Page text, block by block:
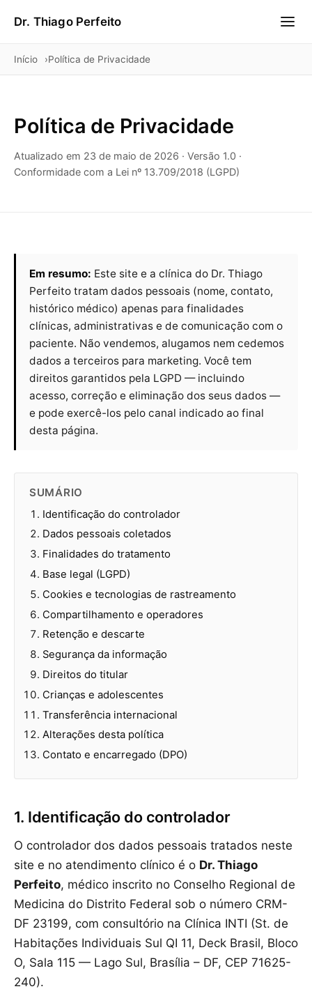
Dr. Thiago Perfeito
Início Política de Privacidade
Política de Privacidade
Atualizado em 23 de maio de 2026 · Versão 1.0 ·
Conformidade com a Lei nº 13.709/2018 (LGPD)
Em resumo: Este site e a clínica do Dr. Thiago
Perfeito tratam dados pessoais (nome, contato,
histórico médico) apenas para finalidades
clínicas, administrativas e de comunicação com o
paciente. Não vendemos, alugamos nem cedemos
dados a terceiros para marketing. Você tem
direitos garantidos pela LGPD — incluindo
acesso, correção e eliminação dos seus dados —
e pode exercê-los pelo canal indicado ao final
desta página.
SUMÁRIO
Identificação do controlador
Dados pessoais coletados
Finalidades do tratamento
Base legal (LGPD)
Cookies e tecnologias de rastreamento
Compartilhamento e operadores
Retenção e descarte
Segurança da informação
Direitos do titular
Crianças e adolescentes
Transferência internacional
Alterações desta política
Contato e encarregado (DPO)
1. Identificação do controlador
O controlador dos dados pessoais tratados neste
site e no atendimento clínico é o Dr. Thiago
Perfeito, médico inscrito no Conselho Regional de
Medicina do Distrito Federal sob o número CRM-
DF 23199, com consultório na Clínica INTI (St. de
Habitações Individuais Sul QI 11, Deck Brasil, Bloco
O, Sala 115 — Lago Sul, Brasília – DF, CEP 71625-
240).